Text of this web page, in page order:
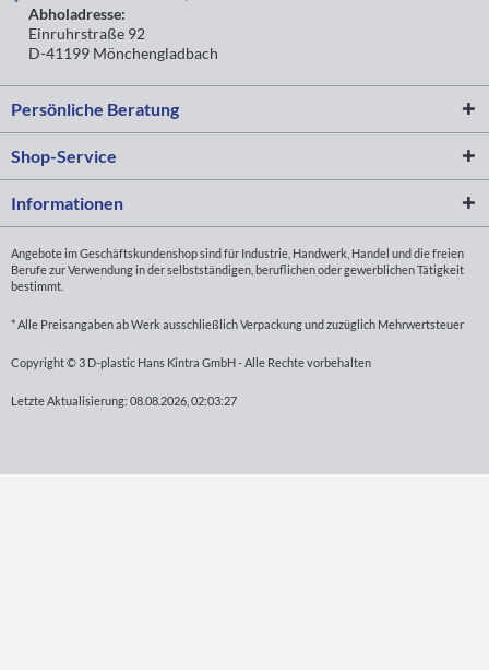
Abholadresse:
Einruhrstraße 92
D-41199 Mönchengladbach
Persönliche Beratung
Shop-Service
Informationen
Angebote im Geschäftskundenshop sind für Industrie, Handwerk, Handel und die freien
Berufe zur Verwendung in der selbstständigen, beruflichen oder gewerblichen Tätigkeit
bestimmt.
* Alle Preisangaben ab Werk ausschließlich Verpackung und zuzüglich Mehrwertsteuer
Copyright © 3 D-plastic Hans Kintra GmbH - Alle Rechte vorbehalten
Letzte Aktualisierung: 08.08.2026, 02:03:27